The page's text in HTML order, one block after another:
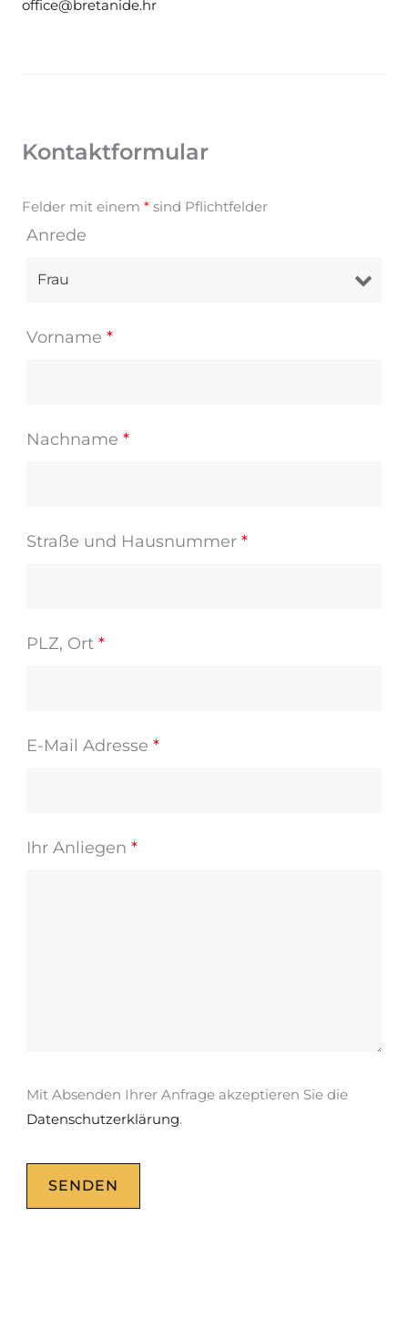
office@bretanide.hr
Kontaktformular
Felder mit einem * sind Pflichtfelder
Anrede
Vorname *
Nachname *
Straße und Hausnummer *
PLZ, Ort *
E-Mail Adresse *
Ihr Anliegen *
Mit Absenden Ihrer Anfrage akzeptieren Sie die
Datenschutzerklärung.